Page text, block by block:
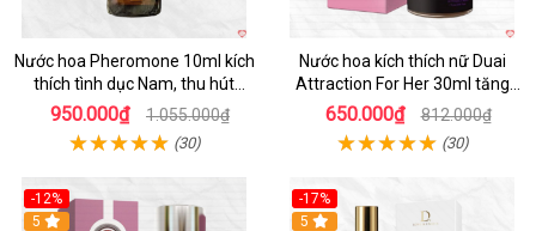
Nước hoa Pheromone 10ml kích
thích tình dục Nam, thu hút
mạnh
950.000₫ 1.055.000₫
(30)
Nước hoa kích thích nữ Duai
Attraction For Her 30ml tăng
ham muốn nữ
650.000₫ 812.000₫
(30)
-12%
5
-17%
5